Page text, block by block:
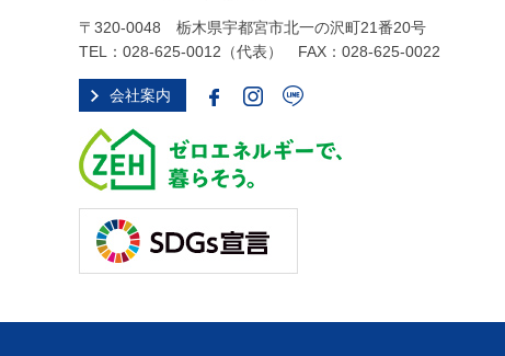
〒320-0048 栃木県宇都宮市北一の沢町21番20号
TEL： 028-625-0012 （代表） FAX：028-625-0022
会社案内